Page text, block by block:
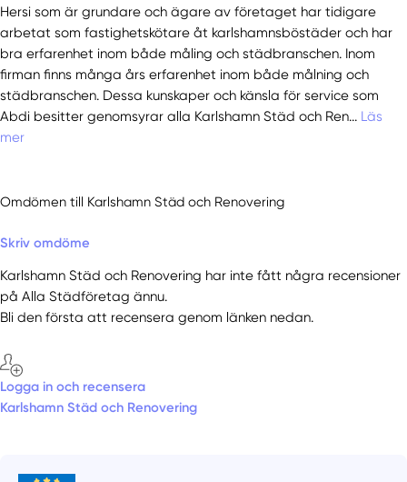
Hersi som är grundare och ägare av företaget har tidigare
arbetat som fastighetskötare åt karlshamnsböstäder och har
bra erfarenhet inom både måling och städbranschen. Inom
firman finns många års erfarenhet inom både målning och
städbranschen. Dessa kunskaper och känsla för service som
Abdi besitter genomsyrar alla Karlshamn Städ och Ren... Läs
mer
Omdömen till Karlshamn Städ och Renovering
Skriv omdöme
Karlshamn Städ och Renovering har inte fått några recensioner
på Alla Städföretag ännu.
Bli den första att recensera genom länken nedan.
Logga in och recensera
Karlshamn Städ och Renovering